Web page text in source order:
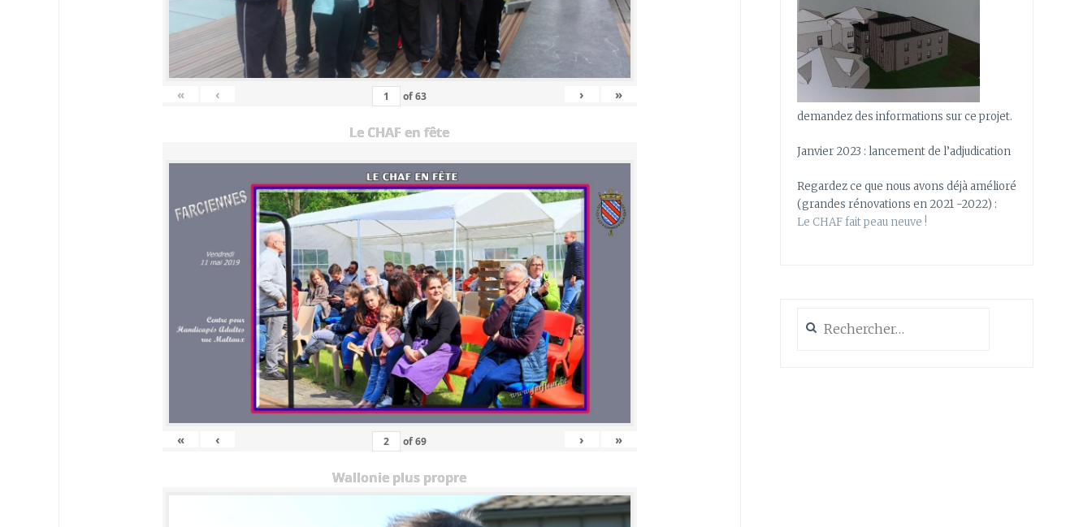
« ‹ of63 › »
Le CHAF en fête
« ‹ of69 › »
Wallonie plus propre
demandez des informations sur ce projet.
Janvier 2023 : lancement de l’adjudication
Regardez ce que nous avons déjà amélioré
(grandes rénovations en 2021 -2022) :
Le CHAF fait peau neuve !